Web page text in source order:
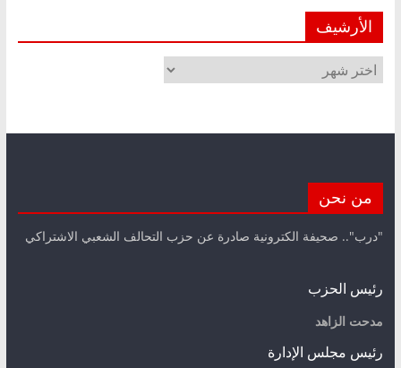
الأرشيف
الأرشيف
من نحن
"درب".. صحيفة الكترونية صادرة عن حزب التحالف الشعبي الاشتراكي
رئيس الحزب
مدحت الزاهد
رئيس مجلس الإدارة